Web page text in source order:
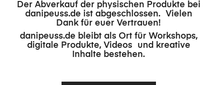
Der Abverkauf der physischen Produkte bei
danipeuss.de ist abgeschlossen. Vielen
Dank für euer Vertrauen!
danipeuss.de bleibt als Ort für Workshops,
digitale Produkte, Videos und kreative
Inhalte bestehen.